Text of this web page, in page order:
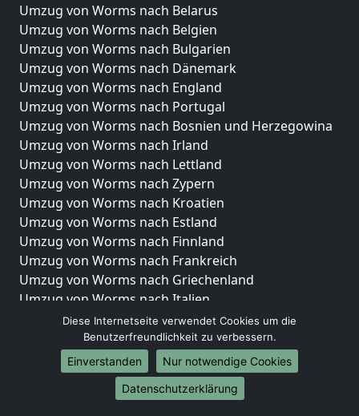
Umzug von Worms nach Belarus
Umzug von Worms nach Belgien
Umzug von Worms nach Bulgarien
Umzug von Worms nach Dänemark
Umzug von Worms nach England
Umzug von Worms nach Portugal
Umzug von Worms nach Bosnien und Herzegowina
Umzug von Worms nach Irland
Umzug von Worms nach Lettland
Umzug von Worms nach Zypern
Umzug von Worms nach Kroatien
Umzug von Worms nach Estland
Umzug von Worms nach Finnland
Umzug von Worms nach Frankreich
Umzug von Worms nach Griechenland
Umzug von Worms nach Italien
Umzug von Worms nach Liechtenstein
Umzug von Worms nach Luxemburg
Umzug von Worms nach Niederlande
Umzug von Worms nach Norwegen
Umzüge-Deutschlandweit
Diese Internetseite verwendet Cookies um die
Benutzerfreundlichkeit zu verbessern.
Einverstanden
Nur notwendige Cookies
Datenschutzerklärung